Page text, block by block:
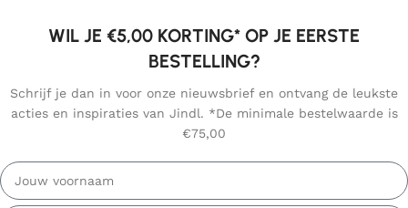
WIL JE €5,00 KORTING* OP JE EERSTE
BESTELLING?
Schrijf je dan in voor onze nieuwsbrief en ontvang de leukste
acties en inspiraties van Jindl. *De minimale bestelwaarde is
€75,00